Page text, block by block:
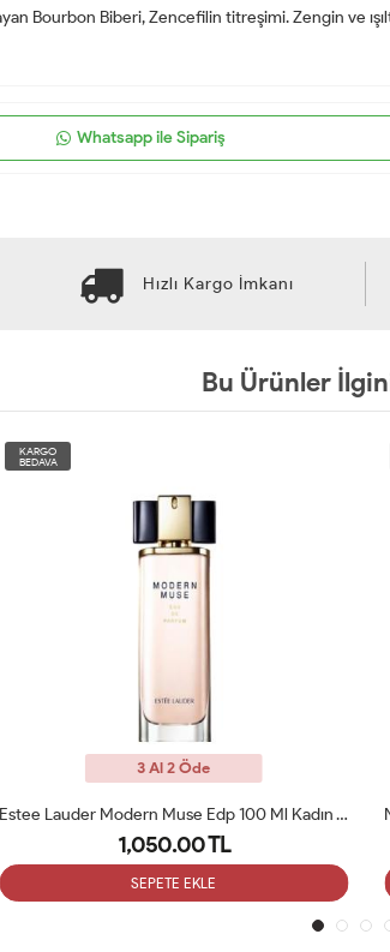
Bourbon Biberi, Zencefilin titreşimi. Zengin ve
Whatsapp ile Sipariş
Hızlı Kargo İmkanı
Bu Ürünler
KARGO
BEDAVA
3 Al 2 Öde
Narciso Rodriguez For Her Pure Musc EDP 100ML Tester
1,050.00 TL
SEPETE EKLE